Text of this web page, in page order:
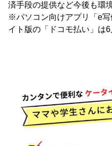
済手段の提供など今後も環
※パソコン向けアプリ「e
イト版の「ドコモ払い」は6